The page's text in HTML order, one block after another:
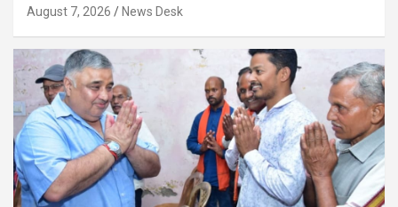
August 7, 2026 News Desk